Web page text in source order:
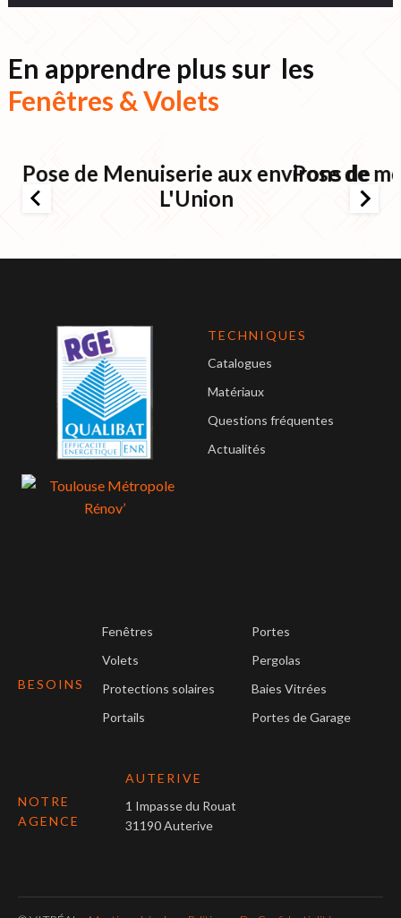
En apprendre plus sur les
Fenêtres & Volets
Pose de Menuiserie aux environs de
L'Union
Pose de
TECHNIQUES
Catalogues
Matériaux
Questions fréquentes
Actualités
BESOINS
Fenêtres
Volets
Protections solaires
Portails
Portes
Pergolas
Baies Vitrées
Portes de Garage
NOTRE
AGENCE
AUTERIVE
1 Impasse du Rouat
31190 Auterive